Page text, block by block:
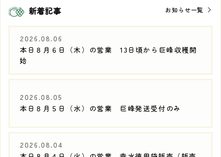
新着記事 お知らせ一覧
2026.08.06
本日８月６日（木）の営業 13日頃から巨峰収穫開
始
2026.08.05
本日８月５日（水）の営業 巨峰発送受付のみ
2026.08.04